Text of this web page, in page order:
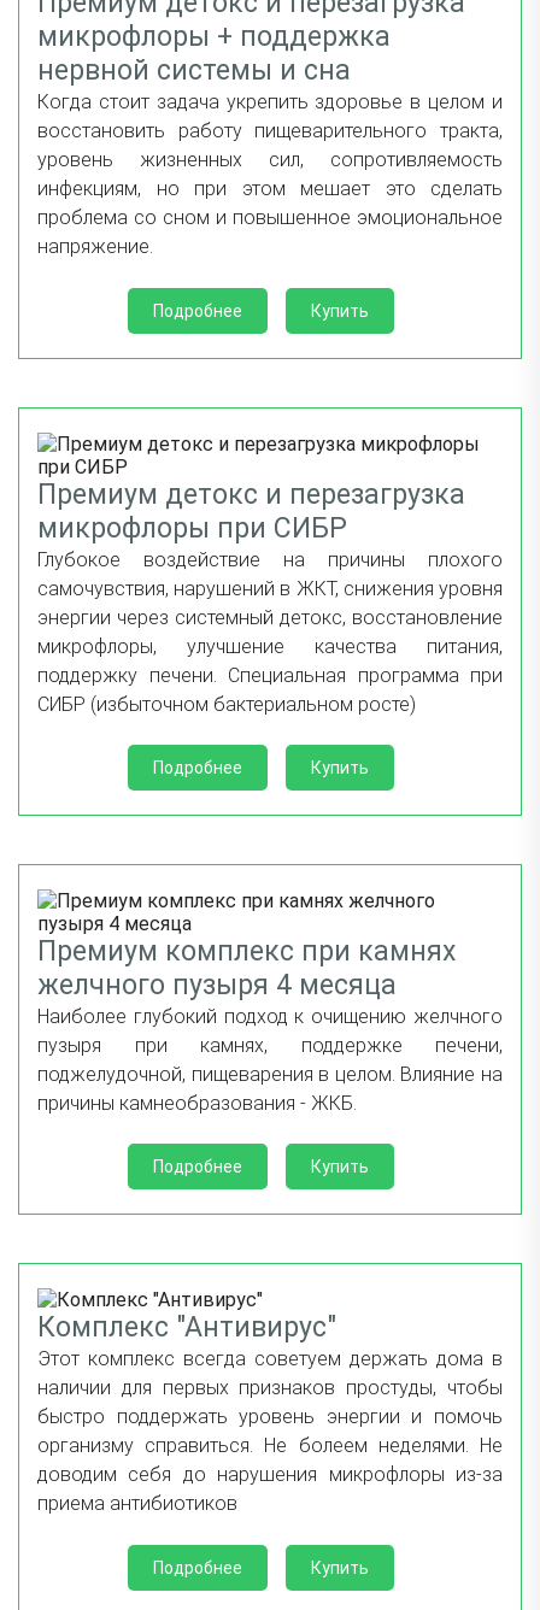
микрофлоры + поддержка
нервной системы и сна
Когда стоит задача укрепить здоровье в целом и
восстановить работу пищеварительного тракта,
уровень жизненных сил, сопротивляемость
инфекциям, но при этом мешает это сделать
проблема со сном и повышенное эмоциональное
напряжение.
Подробнее Купить
Премиум детокс и перезагрузка
микрофлоры при СИБР
Глубокое воздействие на причины плохого
самочувствия, нарушений в ЖКТ, снижения уровня
энергии через системный детокс, восстановление
микрофлоры, улучшение качества питания,
поддержку печени. Специальная программа при
СИБР (избыточном бактериальном росте)
Подробнее Купить
Премиум комплекс при камнях
желчного пузыря 4 месяца
Наиболее глубокий подход к очищению желчного
пузыря при камнях, поддержке печени,
поджелудочной, пищеварения в целом. Влияние на
причины камнеобразования - ЖКБ.
Подробнее Купить
Комплекс "Антивирус"
Этот комплекс всегда советуем держать дома в
наличии для первых признаков простуды, чтобы
быстро поддержать уровень энергии и помочь
организму справиться. Не болеем неделями. Не
доводим себя до нарушения микрофлоры из-за
приема антибиотиков
Подробнее Купить